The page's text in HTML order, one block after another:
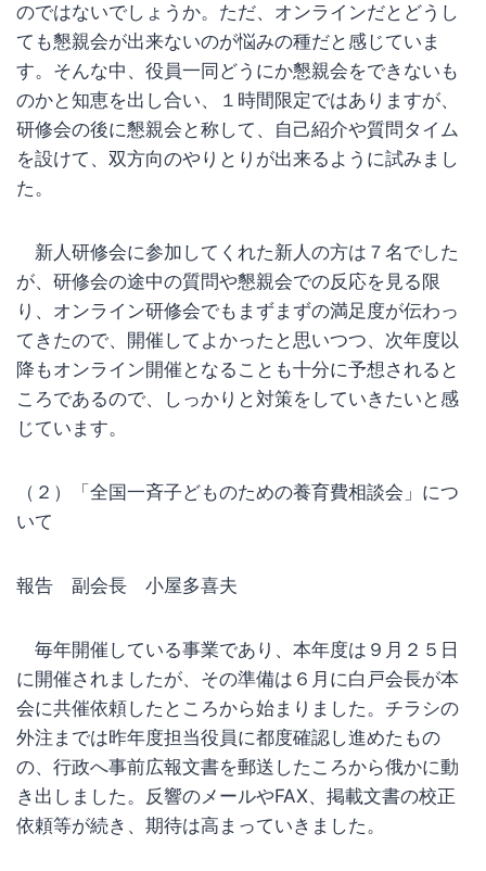
のではないでしょうか。ただ、オンラインだとどうし
ても懇親会が出来ないのが悩みの種だと感じていま
す。そんな中、役員一同どうにか懇親会をできないも
のかと知恵を出し合い、１時間限定ではありますが、
研修会の後に懇親会と称して、自己紹介や質問タイム
を設けて、双方向のやりとりが出来るように試みまし
た。
新人研修会に参加してくれた新人の方は７名でした
が、研修会の途中の質問や懇親会での反応を見る限
り、オンライン研修会でもまずまずの満足度が伝わっ
てきたので、開催してよかったと思いつつ、次年度以
降もオンライン開催となることも十分に予想されると
ころであるので、しっかりと対策をしていきたいと感
じています。
（２）「全国一斉子どものための養育費相談会」につ
いて
報告 副会長 小屋多喜夫
毎年開催している事業であり、本年度は９月２５日
に開催されましたが、その準備は６月に白戸会長が本
会に共催依頼したところから始まりました。チラシの
外注までは昨年度担当役員に都度確認し進めたもの
の、行政へ事前広報文書を郵送したころから俄かに動
き出しました。反響のメールやFAX、掲載文書の校正
依頼等が続き、期待は高まっていきました。